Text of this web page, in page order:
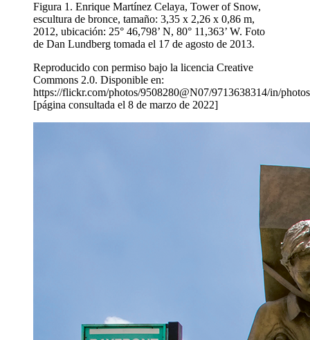
Figura 1. Enrique Martínez Celaya, Tower of Snow,
escultura de bronce, tamaño: 3,35 x 2,26 x 0,86 m,
2012, ubicación: 25° 46,798’ N, 80° 11,363’ W. Foto
de Dan Lundberg tomada el 17 de agosto de 2013.
Reproducido con permiso bajo la licencia Creative
Commons 2.0. Disponible en:
https://flickr.com/photos/9508280@N07/9713638314/in/
[página consultada el 8 de marzo de 2022]